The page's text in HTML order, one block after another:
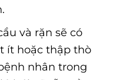
và rặn sẽ có
ít hoặc thập thò
nhân trong